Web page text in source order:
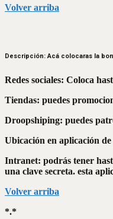
Volver arriba
Descripción: Acá colocaras la
Redes sociales: Coloca
Tiendas: puedes
Droopshiping: puedes
Ubicación en aplicación
Intranet: podrás tener
una clave secreta. esta
Volver arriba
*.*